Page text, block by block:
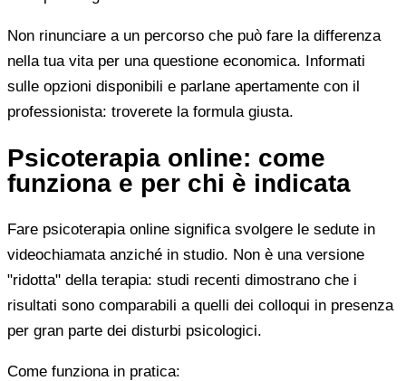
Non rinunciare a un percorso che può fare la differenza
nella tua vita per una questione economica. Informati
sulle opzioni disponibili e parlane apertamente con il
professionista: troverete la formula giusta.
Psicoterapia online: come
funziona e per chi è indicata
Fare psicoterapia online significa svolgere le sedute in
videochiamata anziché in studio. Non è una versione
"ridotta" della terapia: studi recenti dimostrano che i
risultati sono comparabili a quelli dei colloqui in presenza
per gran parte dei disturbi psicologici.
Come funziona in pratica: